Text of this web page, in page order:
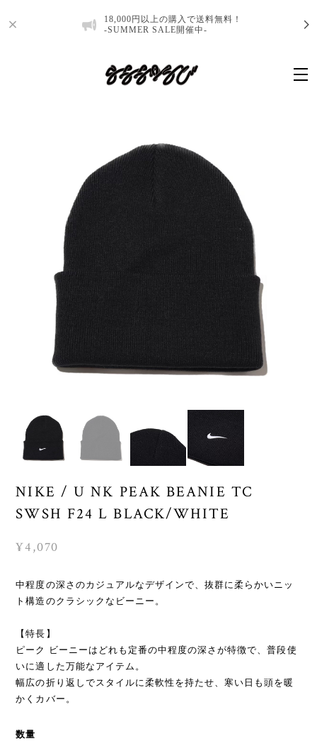
18,000円以上の購入で送料無料！
-SUMMER SALE開催中-
NIKE / U NK PEAK BEANIE TC
SWSH F24 L BLACK/WHITE
¥4,070
中程度の深さのカジュアルなデザインで、抜群に柔らかいニッ
ト構造のクラシックなビーニー。
【特長】
ピーク ビーニーはどれも定番の中程度の深さが特徴で、普段使
いに適した万能なアイテム。
幅広の折り返しでスタイルに柔軟性を持たせ、寒い日も頭を暖
かくカバー。
数量